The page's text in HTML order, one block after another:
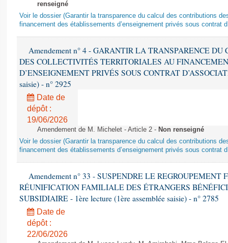
renseigné
Voir le dossier (Garantir la transparence du calcul des contributions
financement des établissements d’enseignement privés sous contrat
Amendement n° 4 - GARANTIR LA TRANSPARENCE
DES COLLECTIVITÉS TERRITORIALES AU
D’ENSEIGNEMENT PRIVÉS SOUS CONTRAT
saisie) - n° 2925
Date de
dépôt :
19/06/2026
Amendement de M. Michelet - Article 2 - Non renseigné
Voir le dossier (Garantir la transparence du calcul des contributions
financement des établissements d’enseignement privés sous contrat
Amendement n° 33 - SUSPENDRE LE
RÉUNIFICATION FAMILIALE DES ÉTRANGERS
SUBSIDIAIRE - 1ère lecture (1ère assemblée saisie) - n° 2785
Date de
dépôt :
22/06/2026